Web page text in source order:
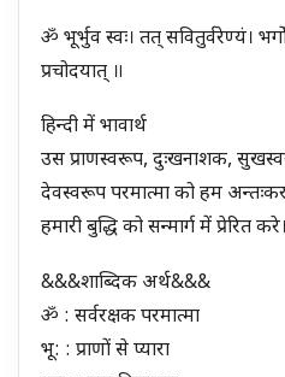
ॐ भूर्भुव स्वः। तत् सवितुर्वरेण्यं।
प्रचोदयात् ॥
हिन्दी में भावार्थ
उस प्राणस्वरूप, दुःखनाशक,
देवस्वरूप परमात्मा को हम
हमारी बुद्धि को सन्मार्ग में प्रेरित करे।
&&&शाब्दिक अर्थ&&&
ॐ : सर्वरक्षक परमात्मा
भू: : प्राणों से प्यारा